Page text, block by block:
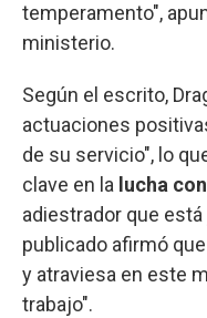
temperamento",
ministerio.
Según el escrito,
actuaciones
de su servicio", lo
clave en la lucha
adiestrador que
publicado afirmó
y atraviesa en este
trabajo".